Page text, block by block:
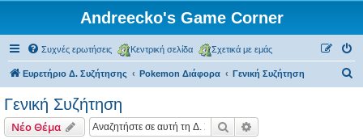
Andreecko's Game Corner
Συχνές ερωτήσεις Κεντρική σελίδα Σχετικά με εμάς
Ευρετήριο Δ. Συζήτησης Pokemon Διάφορα Γενική Συζήτηση
Γενική Συζήτηση
Νέο Θέμα Αναζήτηση